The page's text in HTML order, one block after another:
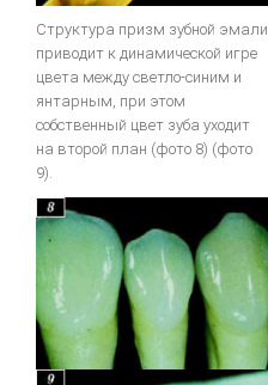
Структура призм зубной эмали
приводит к динамической игре
цвета между светло-синим и
янтарным, при этом
собственный цвет зуба уходит
на второй план (фото 8) (фото
9).